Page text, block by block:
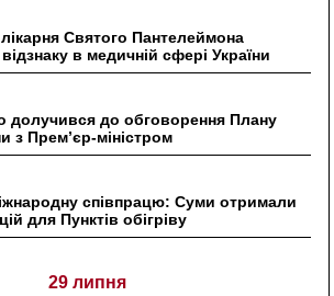
лікарня Святого Пантелеймона
в медичній сфері України
долучився до обговорення Плану
з Прем’єр-міністром
співпрацю: Суми отримали
для Пунктів обігріву
29 липня